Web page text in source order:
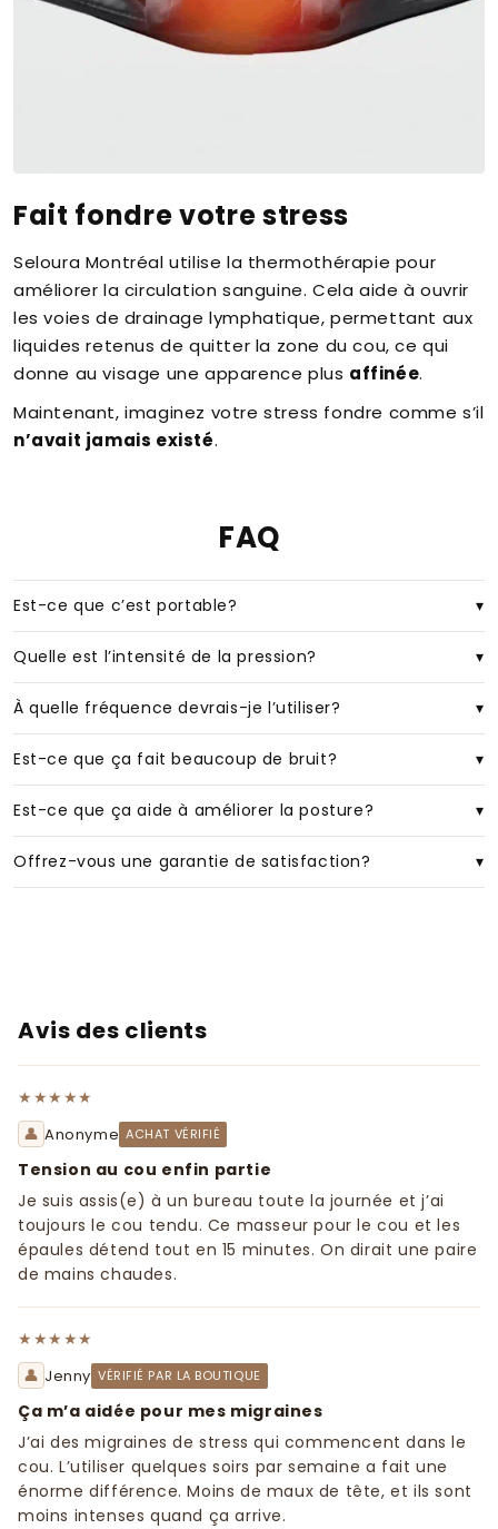
Fait fondre votre stress
Seloura Montréal utilise la thermothérapie pour
améliorer la circulation sanguine. Cela aide à ouvrir
les voies de drainage lymphatique, permettant aux
liquides retenus de quitter la zone du cou, ce qui
donne au visage une apparence plus affinée.
Maintenant, imaginez votre stress fondre comme s’il
n’avait jamais existé.
FAQ
Est-ce que c’est portable?
Quelle est l’intensité de la pression?
À quelle fréquence devrais-je l’utiliser?
Est-ce que ça fait beaucoup de bruit?
Est-ce que ça aide à améliorer la posture?
Offrez-vous une garantie de satisfaction?
Avis des clients
★★★★★
👤 Anonyme ACHAT VÉRIFIÉ
Tension au cou enfin partie
Je suis assis(e) à un bureau toute la journée et j’ai
toujours le cou tendu. Ce masseur pour le cou et les
épaules détend tout en 15 minutes. On dirait une paire
de mains chaudes.
★★★★★
👤 Jenny VÉRIFIÉ PAR LA BOUTIQUE
Ça m’a aidée pour mes migraines
J’ai des migraines de stress qui commencent dans le
cou. L’utiliser quelques soirs par semaine a fait une
énorme différence. Moins de maux de tête, et ils sont
moins intenses quand ça arrive.